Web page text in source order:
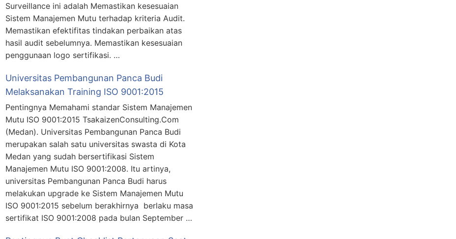
Surveillance ini adalah Memastikan kesesuaian
Sistem Manajemen Mutu terhadap kriteria Audit.
Memastikan efektifitas tindakan perbaikan atas
hasil audit sebelumnya. Memastikan kesesuaian
penggunaan logo sertifikasi. …
Universitas Pembangunan Panca Budi
Melaksanakan Training ISO 9001:2015
Pentingnya Memahami standar Sistem Manajemen
Mutu ISO 9001:2015 TsakaizenConsulting.Com
(Medan). Universitas Pembangunan Panca Budi
merupakan salah satu universitas swasta di Kota
Medan yang sudah bersertifikasi Sistem
Manajemen Mutu ISO 9001:2008. Itu artinya,
universitas Pembangunan Panca Budi harus
melakukan upgrade ke Sistem Manajemen Mutu
ISO 9001:2015 sebelum berakhirnya berlaku masa
sertifikat ISO 9001:2008 pada bulan September …